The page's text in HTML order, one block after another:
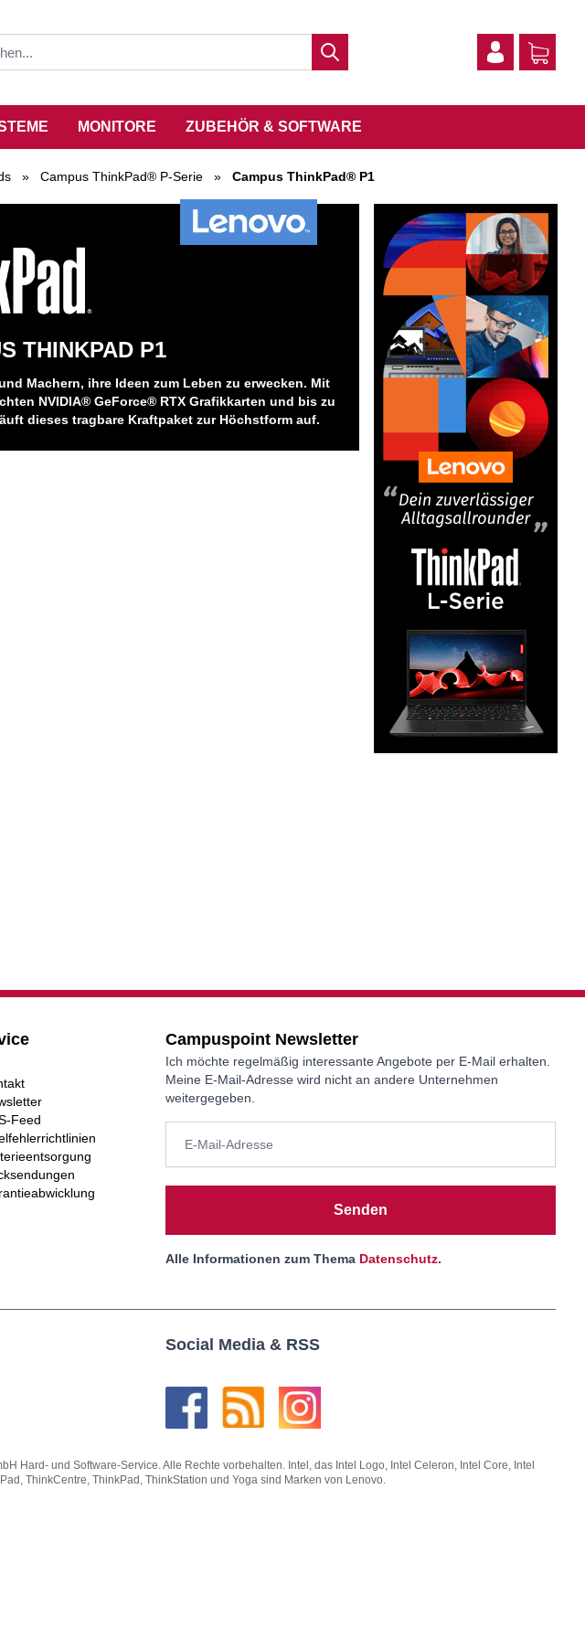
MONITORE ZUBEHÖR & SOFTWARE
» Campus ThinkPad® P-Serie » Campus ThinkPad® P1
THINKPAD P1
Machern, ihre Ideen zum Leben zu erwecken. Mit
NVIDIA® GeForce® RTX Grafikkarten und bis zu
dieses tragbare Kraftpaket zur Höchstform auf.
Feed
Campuspoint Newsletter
Ich möchte regelmäßig interessante Angebote per E-Mail erhalten.
Meine E-Mail-Adresse wird nicht an andere Unternehmen
weitergegeben.
Senden
Alle Informationen zum Thema Datenschutz.
Social Media & RSS
Hard- und Software-Service. Alle Rechte vorbehalten. Intel, das Intel Logo, Intel Celeron, Intel Core, Intel
ThinkCentre, ThinkPad, ThinkStation und Yoga sind Marken von Lenovo.